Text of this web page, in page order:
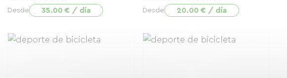
Desde 35.00 € / día Desde 20.00 € / día